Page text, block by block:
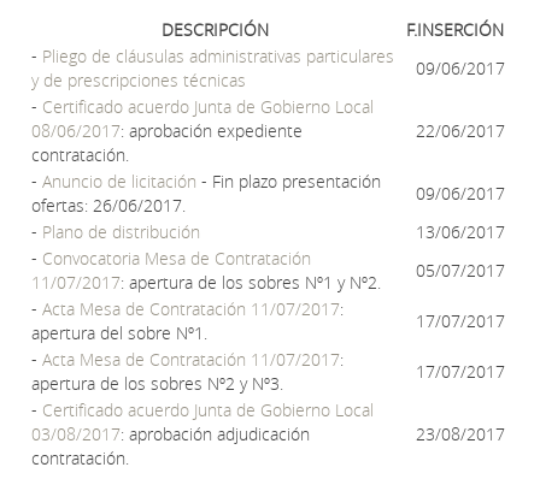
DESCRIPCIÓN
F.INSERCIÓN
- Pliego de cláusulas administrativas particulares
y de prescripciones técnicas
09/06/2017
- Certificado acuerdo Junta de Gobierno Local
08/06/2017: aprobación expediente
contratación.
22/06/2017
- Anuncio de licitación - Fin plazo presentación
ofertas: 26/06/2017.
09/06/2017
- Plano de distribución
13/06/2017
- Convocatoria Mesa de Contratación
11/07/2017: apertura de los sobres Nº1 y Nº2.
05/07/2017
- Acta Mesa de Contratación 11/07/2017:
apertura del sobre Nº1.
17/07/2017
- Acta Mesa de Contratación 11/07/2017:
apertura de los sobres Nº2 y Nº3.
17/07/2017
- Certificado acuerdo Junta de Gobierno Local
03/08/2017: aprobación adjudicación
contratación.
23/08/2017